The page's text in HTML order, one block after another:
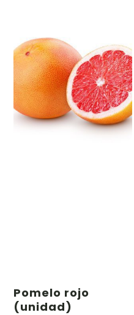
Pomelo rojo
(unidad)